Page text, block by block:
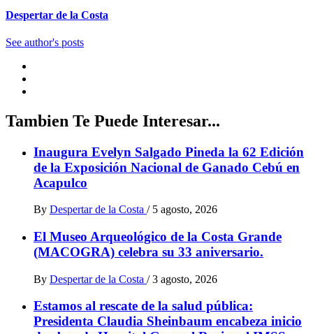
Despertar de la Costa
See author's posts
Tambien Te Puede Interesar...
Inaugura Evelyn Salgado Pineda la 62 Edición
de la Exposición Nacional de Ganado Cebú en
Acapulco
By Despertar de la Costa / 5 agosto, 2026
El Museo Arqueológico de la Costa Grande
(MACOGRA) celebra su 33 aniversario.
By Despertar de la Costa / 3 agosto, 2026
Estamos al rescate de la salud pública:
Presidenta Claudia Sheinbaum encabeza inicio